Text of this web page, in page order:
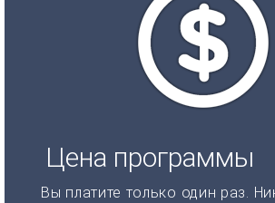
Цена программы
Вы платите только один раз.